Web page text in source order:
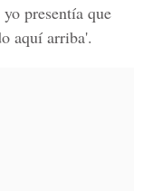
presentía que
aquí arriba'.